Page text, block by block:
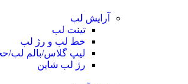
آرایش لب
تینت لب
خط لب و رژ لب
لیپ گلاس/بالم لب/
رژ لب شاین